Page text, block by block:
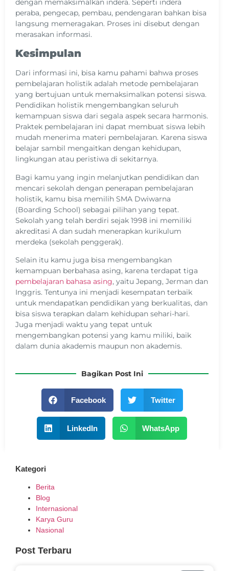
dengan memaksimalkan indera. Seperti indera
peraba, pengecap, pembau, pendengaran bahkan bisa
langsung memeragakan. Proses ini disebut dengan
merasakan informasi.
Kesimpulan
Dari informasi ini, bisa kamu pahami bahwa proses
pembelajaran holistik adalah metode pembelajaran
yang bertujuan untuk memaksimalkan potensi siswa.
Pendidikan holistik mengembangkan seluruh
kemampuan siswa dari segala aspek secara harmonis.
Praktek pembelajaran ini dapat membuat siswa lebih
mudah menerima materi pembelajaran. Karena siswa
belajar sambil mengaitkan dengan kehidupan,
lingkungan atau peristiwa di sekitarnya.
Bagi kamu yang ingin melanjutkan pendidikan dan
mencari sekolah dengan penerapan pembelajaran
holistik, kamu bisa memilih SMA Dwiwarna
(Boarding School) sebagai pilihan yang tepat.
Sekolah yang telah berdiri sejak 1998 ini memiliki
akreditasi A dan sudah menerapkan kurikulum
merdeka (sekolah penggerak).
Selain itu kamu juga bisa mengembangkan
kemampuan berbahasa asing, karena terdapat tiga
pembelajaran bahasa asing, yaitu Jepang, Jerman dan
Inggris. Tentunya ini menjadi kesempatan terbaik
untuk mendapatkan pendidikan yang berkualitas, dan
bisa siswa terapkan dalam kehidupan sehari-hari.
Juga menjadi waktu yang tepat untuk
mengembangkan potensi yang kamu miliki, baik
dalam dunia akademis maupun non akademis.
Bagikan Post Ini
Facebook Twitter
LinkedIn WhatsApp
Kategori
Berita
Blog
Internasional
Karya Guru
Nasional
Post Terbaru